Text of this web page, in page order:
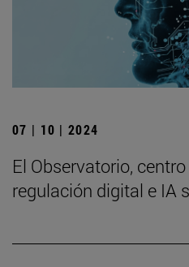
07 | 10 | 2024
El Observatorio,
regulación digital e IA